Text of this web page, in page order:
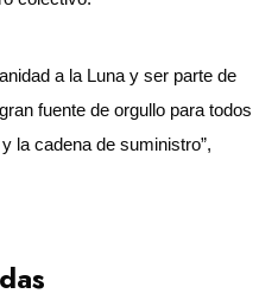
a la Luna y ser parte de
fuente de orgullo para todos
la cadena de suministro”,